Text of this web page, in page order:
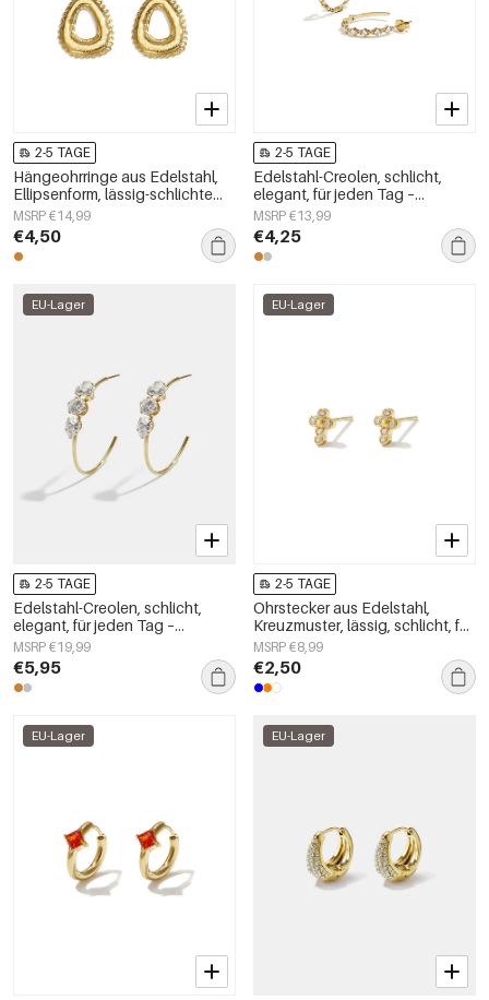
2-5 TAGE
Hängeohrringe aus Edelstahl,
Ellipsenform, lässig-schlichte
Serie, Damenschmuck
MSRP €14,99
€4,50
2-5 TAGE
Edelstahl-Creolen, schlicht,
elegant, für jeden Tag –
Damenschmuck
MSRP €13,99
€4,25
EU-Lager
2-5 TAGE
Edelstahl-Creolen, schlicht,
elegant, für jeden Tag –
Damenschmuck
MSRP €19,99
€5,95
EU-Lager
2-5 TAGE
Ohrstecker aus Edelstahl,
Kreuzmuster, lässig, schlicht, für
Damen
MSRP €8,99
€2,50
EU-Lager EU-Lager